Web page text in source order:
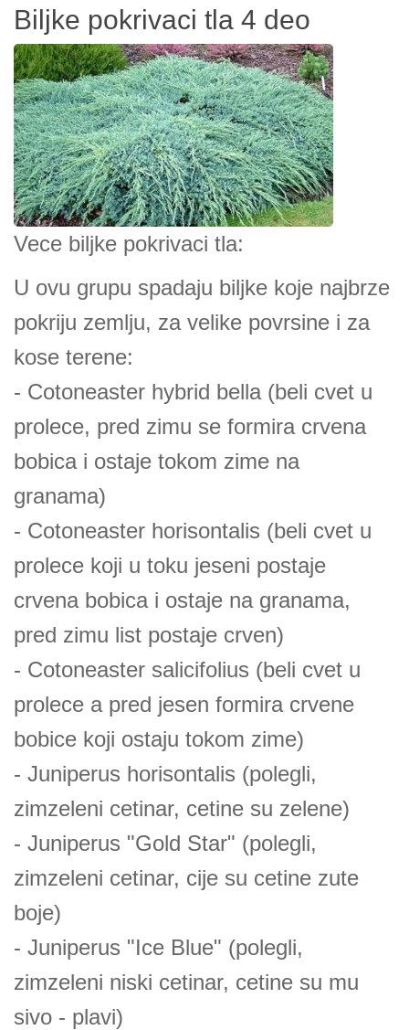
Biljke pokrivaci tla 4 deo
Vece biljke pokrivaci tla:
U ovu grupu spadaju biljke koje najbrze
pokriju zemlju, za velike povrsine i za
kose terene:
- Cotoneaster hybrid bella (beli cvet u
prolece, pred zimu se formira crvena
bobica i ostaje tokom zime na
granama)
- Cotoneaster horisontalis (beli cvet u
prolece koji u toku jeseni postaje
crvena bobica i ostaje na granama,
pred zimu list postaje crven)
- Cotoneaster salicifolius (beli cvet u
prolece a pred jesen formira crvene
bobice koji ostaju tokom zime)
- Juniperus horisontalis (polegli,
zimzeleni cetinar, cetine su zelene)
- Juniperus "Gold Star" (polegli,
zimzeleni cetinar, cije su cetine zute
boje)
- Juniperus "Ice Blue" (polegli,
zimzeleni niski cetinar, cetine su mu
sivo - plavi)